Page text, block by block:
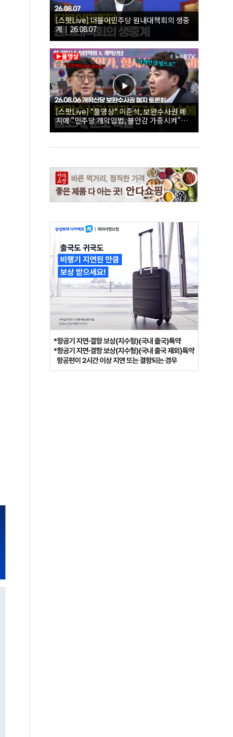
[스팟Live] 더불어민주당 원내대책회의 생중
계｜26.08.07
[스팟Live] *풀영상* 이준석, 보완수사권 폐
지에 "민주당 개악입법, 불안감 가중시켜"｜
26.08.06 개혁신당 보완수사권 폐지 토론회